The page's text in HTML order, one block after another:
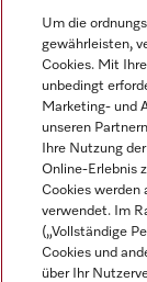
Sprache
DEUTSCH
Miele aufMiele auf
Um die
gewährleisten,
Cookies. Mit
unbedingt
Marketing- und
unseren
Ihre Nutzung
Online-Erlebnis
Cookies werden
verwendet. Im
(„Vollständige
Cookies und
über Ihr